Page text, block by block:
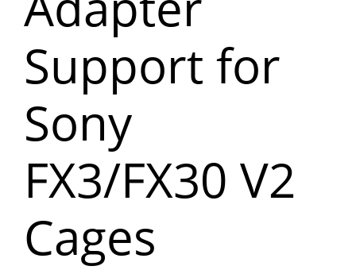
Support for
Sony
FX3/FX30 V2
Cages